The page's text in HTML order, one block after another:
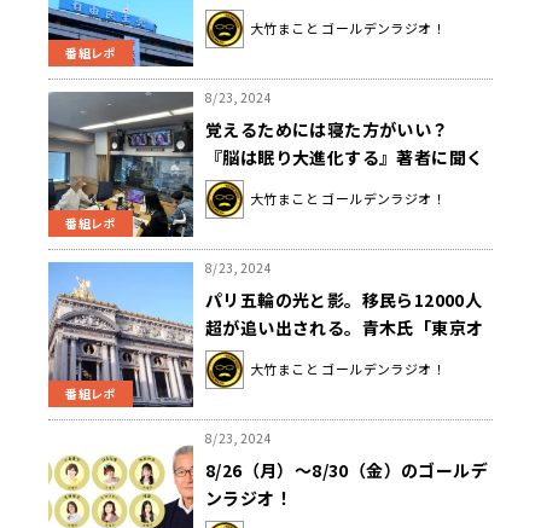
番組レポ
てやってるのに」
大竹まこと ゴールデンラジオ！
番組レポ
8/23, 2024
覚えるためには寝た方がいい？
『脳は眠り大進化する』著者に聞く
新常識とは？
大竹まこと ゴールデンラジオ！
番組レポ
8/23, 2024
パリ五輪の光と影。移民ら12000人
超が追い出される。青木氏「東京オ
リンピックでも似た事例があった。
オリンピックには付き物なのかも」
大竹まこと ゴールデンラジオ！
8/23, 2024
8/26（月）～8/30（金）のゴールデ
ンラジオ！